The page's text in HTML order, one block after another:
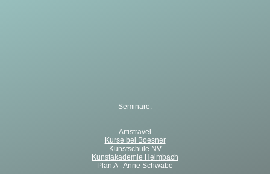
Seminare:
Artistravel
Kurse bei Boesner
Kunstschule NV
Kunstakademie Heimbach
Plan A - Anne Schwabe